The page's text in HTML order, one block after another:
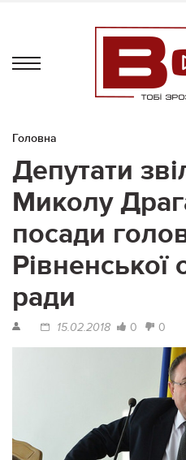
Головна
Депутати
Миколу
посади
Рівненської
ради
15.02.2018 0 0